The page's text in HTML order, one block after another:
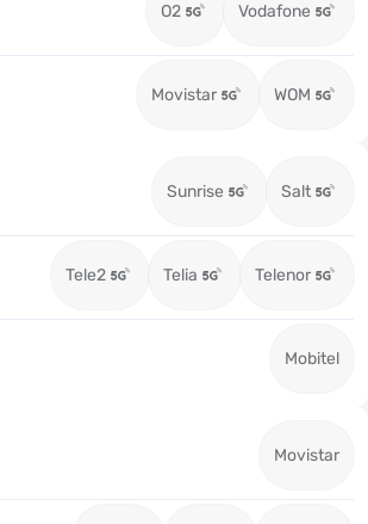
O2 Vodafone
Movistar WOM
Sunrise Salt
Tele2 Telia Telenor
Mobitel
Movistar